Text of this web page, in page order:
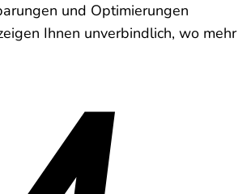
und Optimierungen
Ihnen unverbindlich, wo mehr